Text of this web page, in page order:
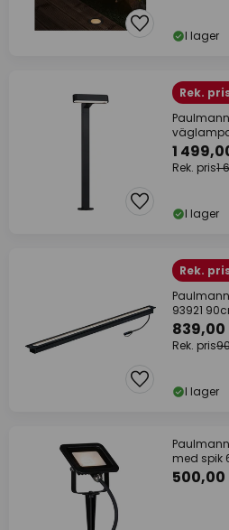
I lager
Rek.
Paulmann
väglampa
1
Rek. pris1
I lager
Rek.
93921
839,00
Rek. pris
I lager
med spik
500,00